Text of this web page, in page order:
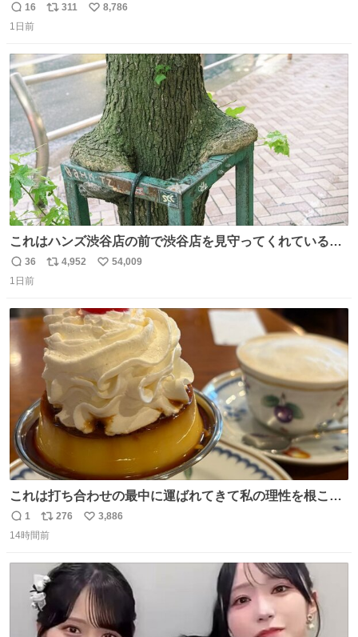
返
信
16
リ
ト
数
311
い
数
8,786
1日前
これはハンズ渋谷店の前で渋谷店を見守ってくれている
「くつろ木」。
返
信
36
リ
ト
数
4,952
い
数
54,009
1日前
これは打ち合わせの最中に運ばれてきて私の理性を根こそ
ぎ奪い去ったプリンの写真です。
返
信
1
リ
ポ
ト
数
276
い
数
3,886
14時間前